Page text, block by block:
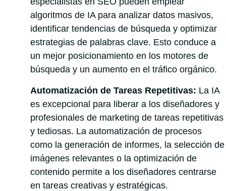
algoritmos de IA para analizar datos masivos,
identificar tendencias de búsqueda y optimizar
estrategias de palabras clave. Esto conduce a
un mejor posicionamiento en los motores de
búsqueda y un aumento en el tráfico orgánico.
Automatización de Tareas Repetitivas: La IA
es excepcional para liberar a los diseñadores y
profesionales de marketing de tareas repetitivas
y tediosas. La automatización de procesos
como la generación de informes, la selección de
imágenes relevantes o la optimización de
contenido permite a los diseñadores centrarse
en tareas creativas y estratégicas.